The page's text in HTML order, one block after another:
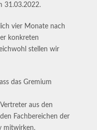
31.03.2022.
vier Monate nach
konkreten
stellen wir
das Gremium
aus den
Fachbereichen der
mitwirken.